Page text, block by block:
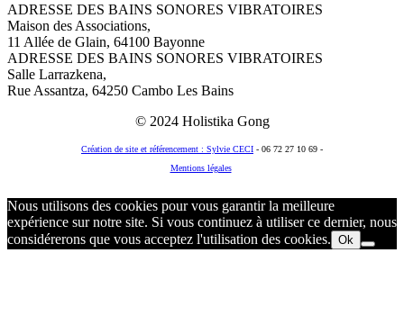
ADRESSE DES BAINS SONORES VIBRATOIRES
Maison des Associations,
11 Allée de Glain, 64100 Bayonne
ADRESSE DES BAINS SONORES VIBRATOIRES
Salle Larrazkena,
Rue Assantza, 64250 Cambo Les Bains
© 2024 Holistika Gong
Création de site et référencement : Sylvie CECI - 06 72 27 10 69 -
Mentions légales
Nous utilisons des cookies pour vous garantir la meilleure
expérience sur notre site. Si vous continuez à utiliser ce dernier, nous
considérerons que vous acceptez l'utilisation des cookies. Ok